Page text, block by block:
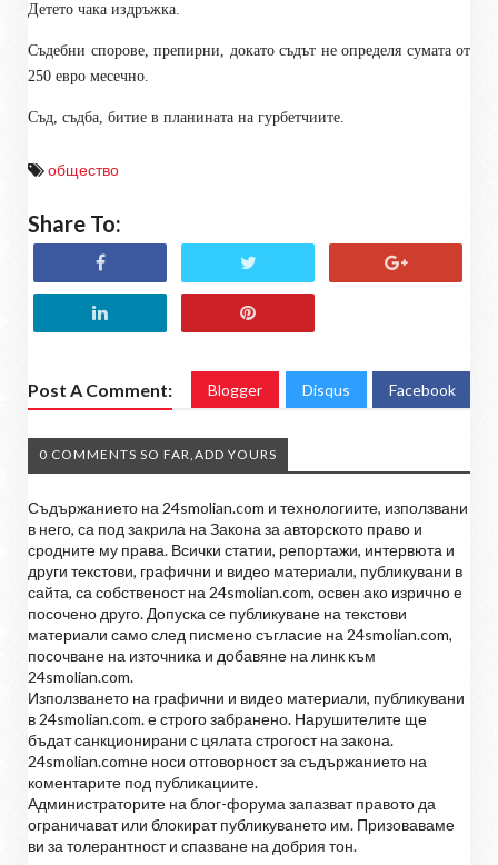
Детето чака издръжка.
Съдебни спорове, препирни, докато съдът не определя сумата от
250 евро месечно.
Съд, съдба, битие в планината на гурбетчиите.
общество
Share To:
Post A Comment: Blogger Disqus Facebook
0 COMMENTS SO FAR,ADD YOURS
Съдържанието на 24smolian.com и технологиите, използвани
в него, са под закрила на Закона за авторското право и
сродните му права. Всички статии, репортажи, интервюта и
други текстови, графични и видео материали, публикувани в
сайта, са собственост на 24smolian.com, освен ако изрично е
посочено друго. Допуска се публикуване на текстови
материали само след писмено съгласие на 24smolian.com,
посочване на източника и добавяне на линк към
24smolian.com.
Използването на графични и видео материали, публикувани
в 24smolian.com. е строго забранено. Нарушителите ще
бъдат санкционирани с цялата строгост на закона.
24smolian.comне носи отговорност за съдържанието на
коментарите под публикациите.
Администраторите на блог-форума запазват правото да
ограничават или блокират публикуването им. Призоваваме
ви за толерантност и спазване на добрия тон.